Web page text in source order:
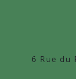
6 Rue du Puy Gros, 15800 Vic-sur-